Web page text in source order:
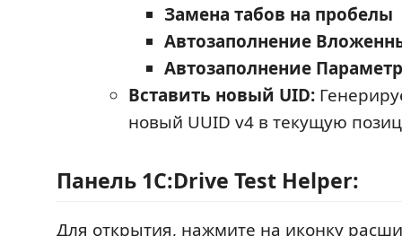
Замена табов на пробелы
Автозаполнение
Автозаполнение
Вставить новый UID:
новый UUID v4 в текущую
Панель 1C:Drive Test Helper:
Для открытия, нажмите на иконку